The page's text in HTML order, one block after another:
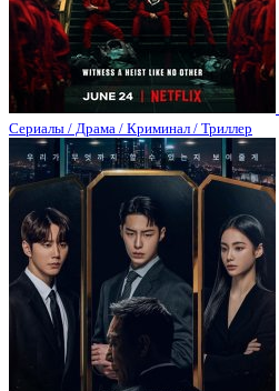
Сериалы / Драма / Криминал / Триллер